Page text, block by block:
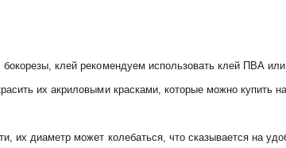
клей рекомендуем использовать клей ПВА
их акриловыми красками, которые можно купить
их диаметр может колебаться, что сказывается на